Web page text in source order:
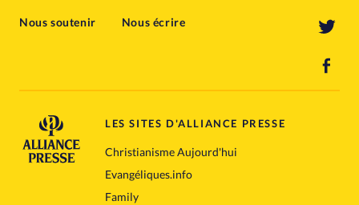
Nous soutenir Nous écrire
LES SITES D'ALLIANCE PRESSE
Christianisme Aujourd'hui
Evangéliques.info
Family